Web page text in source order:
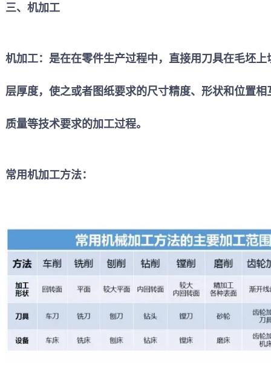
三、 机加工
机加工： 是在在零件生产过程中，直接用刀具在毛坯上
层厚度，使之或者图纸要求的尺寸精度、形状和位置相
质量等技术要求的加工过程。
常用机加工方法：